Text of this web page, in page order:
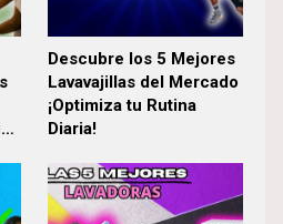
Descubre los 5 Mejores
Lavavajillas del Mercado
¡Optimiza tu Rutina
Diaria!